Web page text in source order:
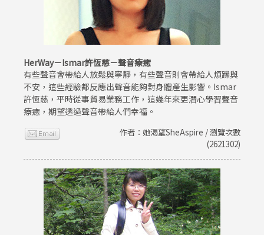
HerWay－Ismar許恆慈－聲音療癒
有些聲音會帶給人放鬆與寧靜，有些聲音則會帶給人煩躁與
不安，這些經驗都反應出聲音能夠對身體產生影響。Ismar
許恆慈，平時從事貿易業務工作，這幾年來更潛心學習聲音
療癒，期望透過聲音帶給人們幸福。
作者：她渴望SheAspire / 瀏覽次數
(2621302)